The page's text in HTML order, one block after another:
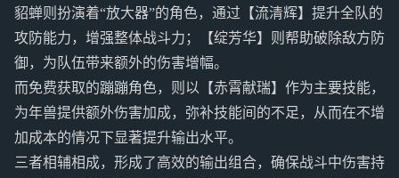
貂蝉则扮演着“放大器”的角色，通过【流清辉】提升全队的
攻防能力，增强整体战斗力；【绽芳华】则帮助破除敌方防
御，为队伍带来额外的伤害增幅。
而免费获取的蹦蹦角色，则以【赤霄献瑞】作为主要技能，
为年兽提供额外伤害加成，弥补技能间的不足，从而在不增
加成本的情况下显著提升输出水平。
三者相辅相成，形成了高效的输出组合，确保战斗中伤害持